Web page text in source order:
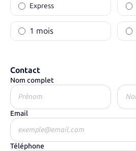
Express
1 mois
Contact
Nom complet
Email
Téléphone